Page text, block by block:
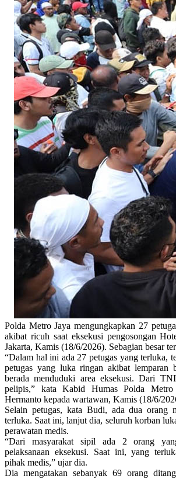
Polda Metro Jaya mengungkapkan 27
akibat ricuh saat eksekusi pengosongan
Jakarta, Kamis (18/6/2026). Sebagian besar
“Dalam hal ini ada 27 petugas yang terluka,
petugas yang luka ringan akibat lemparan
berada menduduki area eksekusi. Dari
pelipis,” kata Kabid Humas Polda
Hermanto kepada wartawan, Kamis (18/6/
Selain petugas, kata Budi, ada dua orang
terluka. Saat ini, lanjut dia, seluruh korban
perawatan medis.
“Dari masyarakat sipil ada 2 orang
pelaksanaan eksekusi. Saat ini, yang
pihak medis,” ujar dia.
Dia mengatakan sebanyak 69 orang